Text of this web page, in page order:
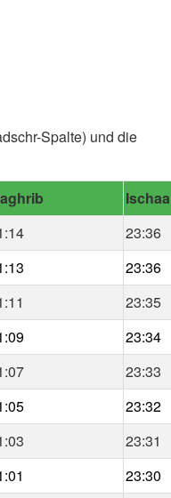
Spalte) und die
Ischaa
23:36
23:36
23:35
23:34
23:33
23:32
23:31
23:30